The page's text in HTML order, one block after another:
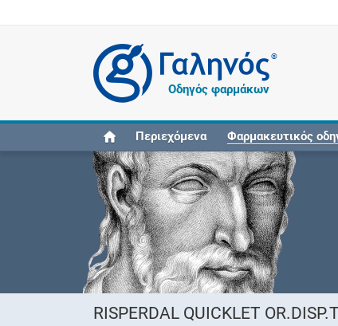
®
Οδηγός φαρμάκων
Περιεχόμενα Φαρμακευτικός
RISPERDAL QUICKLET